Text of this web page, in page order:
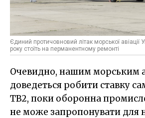
Єдиний протичовновий літак морської авіації
року стоїть на перманентному ремонті
Очевидно, нашим морським
доведеться робити ставку
TB2, поки оборонна
не може запропонувати для